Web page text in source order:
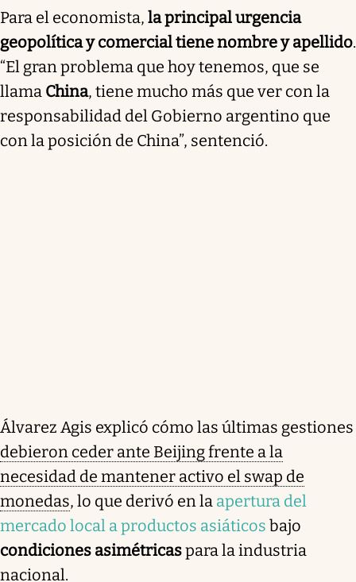
Para el economista, la principal urgencia
geopolítica y comercial tiene nombre y apellido.
“El gran problema que hoy tenemos, que se
llama China, tiene mucho más que ver con la
responsabilidad del Gobierno argentino que
con la posición de China”, sentenció.
Álvarez Agis explicó cómo las últimas gestiones
debieron ceder ante Beijing frente a la
necesidad de mantener activo el swap de
monedas, lo que derivó en la apertura del
mercado local a productos asiáticos bajo
condiciones asimétricaspara la industria
nacional.